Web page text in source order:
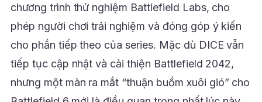
chương trình thử nghiệm Battlefield Labs, cho
phép người chơi trải nghiệm và đóng góp ý kiến
cho phần tiếp theo của series. Mặc dù DICE vẫn
tiếp tục cập nhật và cải thiện Battlefield 2042,
nhưng một màn ra mắt “thuận buồm xuôi gió” cho